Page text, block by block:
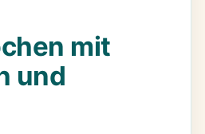
mit
und